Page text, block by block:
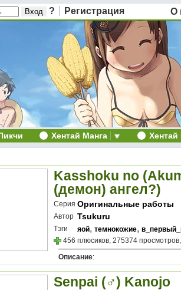
? Регистрация О
Хентай Манга
Kasshoku no
(демон) ангел?)
Серия Оригинальные работы
Автор Tsukuru
Тэги яой, темнокожие,
456 плюсиков, 275374
Описание:
Senpai (♂) Kanojo